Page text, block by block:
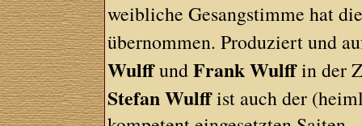
weibliche Gesangstimme hat
übernommen. Produziert und
WulffundFrank Wulffin der
Stefan Wulffist auch der